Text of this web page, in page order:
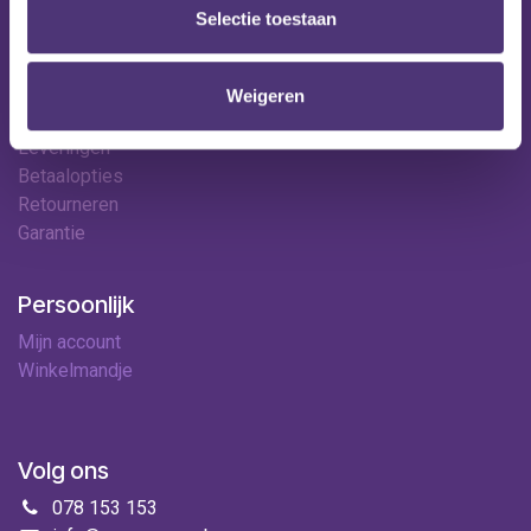
Selectie toestaan
Weigeren
Leveringen
Betaalopties
Retourneren
Garantie
Persoonlijk
Mijn account
Winkelmandje
Volg ons
078 153 153